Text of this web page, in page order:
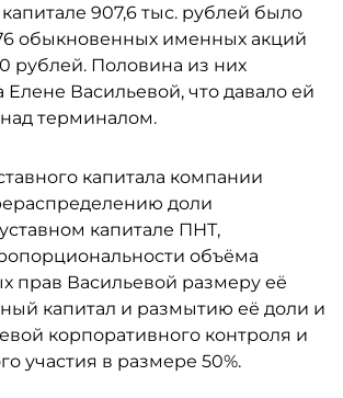
907,6 тыс. рублей было
обыкновенных именных акций
рублей. Половина из них
Васильевой, что давало ей
терминалом.
капитала компании
доли
капитале ПНТ,
объёма
прав Васильевой размеру её
капитал и размытию её доли и
корпоративного контроля и
участия в размере 50%.